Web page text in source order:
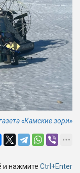
«Камские зори»
и нажмите Ctrl+Enter